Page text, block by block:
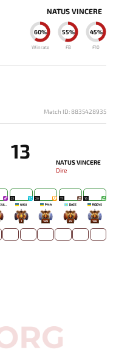
NATUS VINCERE
60%
Winrate
55%
FB
45%
F10
Match ID: 8835428935
13
NATUS VINCERE
Dire
GOTTHEJUICE
21
NIKU
1
20
PMA
149
17
DAZE
39
16
RIDDYS
136